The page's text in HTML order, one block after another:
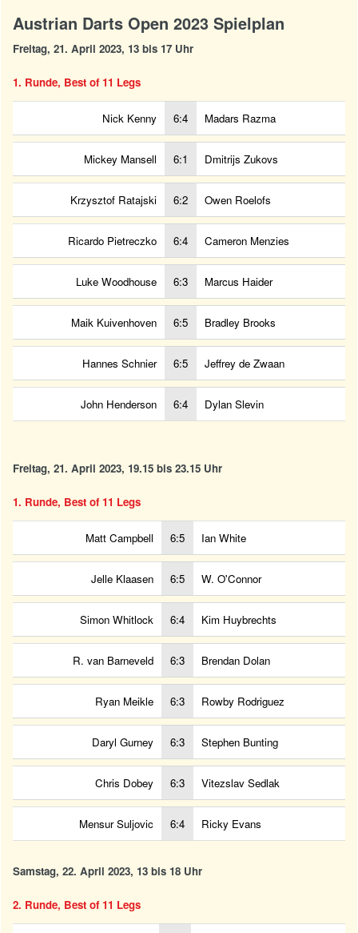
Austrian Darts Open 2023 Spielplan
Freitag, 21. April 2023, 13 bis 17 Uhr
1. Runde, Best of 11 Legs
Nick Kenny 6:4 Madars Razma
Mickey Mansell 6:1 Dmitrijs Zukovs
Krzysztof Ratajski 6:2 Owen Roelofs
Ricardo Pietreczko 6:4 Cameron Menzies
Luke Woodhouse 6:3 Marcus Haider
Maik Kuivenhoven 6:5 Bradley Brooks
Hannes Schnier 6:5 Jeffrey de Zwaan
John Henderson 6:4 Dylan Slevin
Freitag, 21. April 2023, 19.15 bis 23.15 Uhr
1. Runde, Best of 11 Legs
Matt Campbell 6:5 Ian White
Jelle Klaasen 6:5 W. O'Connor
Simon Whitlock 6:4 Kim Huybrechts
R. van Barneveld 6:3 Brendan Dolan
Ryan Meikle 6:3 Rowby Rodriguez
Daryl Gurney 6:3 Stephen Bunting
Chris Dobey 6:3 Vitezslav Sedlak
Mensur Suljovic 6:4 Ricky Evans
Samstag, 22. April 2023, 13 bis 18 Uhr
2. Runde, Best of 11 Legs